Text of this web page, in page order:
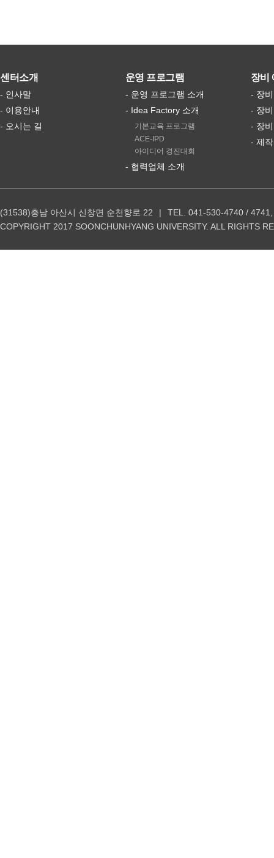
센터소개
- 인사말
- 이용안내
- 오시는 길
운영 프로그램
- 운영 프로그램 소개
- Idea Factory 소개
기본교육 프로그램
ACE-IPD
아이디어 경진대회
- 협력업체 소개
장비
- 장
- 장
- 장
- 제
(31538)충남 아산시 신창면 순천향로 22
TEL. 041-530-4740 /
COPYRIGHT 2017 SOONCHUNHYANG UNIVERSITY. ALL RIGHTS